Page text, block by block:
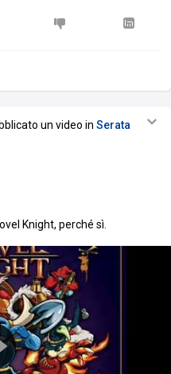
un video in Serata
Knight, perché sì.